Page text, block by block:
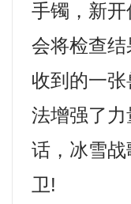
手镯，新
会将检查
收到的一
法增强了
话，冰雪
卫!